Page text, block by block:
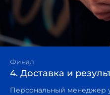
Финал
4. Доставка и
Персональный менеджер